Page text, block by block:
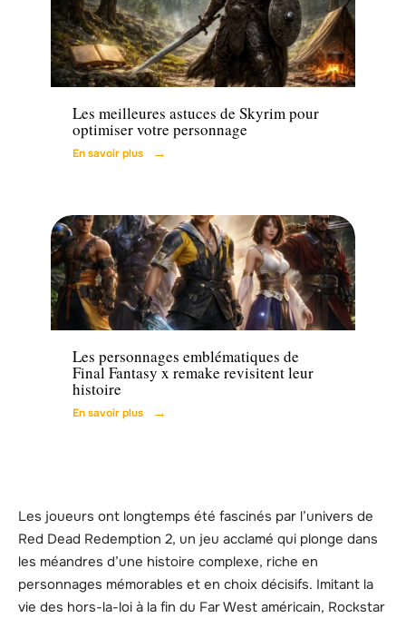
Famille
Les meilleures astuces de Skyrim pour
optimiser votre personnage
En savoir plus
Tech
Les personnages emblématiques de
Final Fantasy x remake revisitent leur
histoire
En savoir plus
Les joueurs ont longtemps été fascinés par l’univers de
Red Dead Redemption 2, un jeu acclamé qui plonge dans
les méandres d’une histoire complexe, riche en
personnages mémorables et en choix décisifs. Imitant la
vie des hors-la-loi à la fin du Far West américain, Rockstar